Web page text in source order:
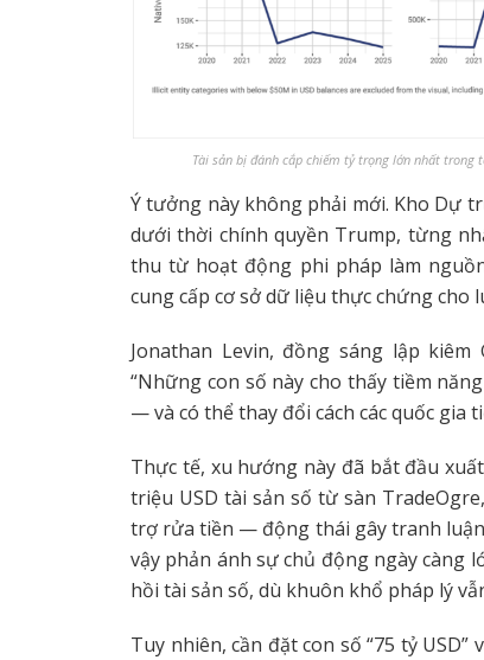
Tài sản bị đánh cắp chiếm tỷ trọng lớn nhất trong
Ý tưởng này không phải mới. Kho Dự
dưới thời chính quyền Trump, từng
thu từ hoạt động phi pháp làm
cung cấp cơ sở dữ liệu thực chứng cho
Jonathan Levin, đồng sáng lập kiêm
“Những con số này cho thấy tiềm
— và có thể thay đổi cách các quốc gia
Thực tế, xu hướng này đã bắt đầu
triệu USD tài sản số từ sàn
trợ rửa tiền — động thái gây tranh
vậy phản ánh sự chủ động ngày càng
hồi tài sản số, dù khuôn khổ pháp lý
Tuy nhiên, cần đặt con số “75 tỷ